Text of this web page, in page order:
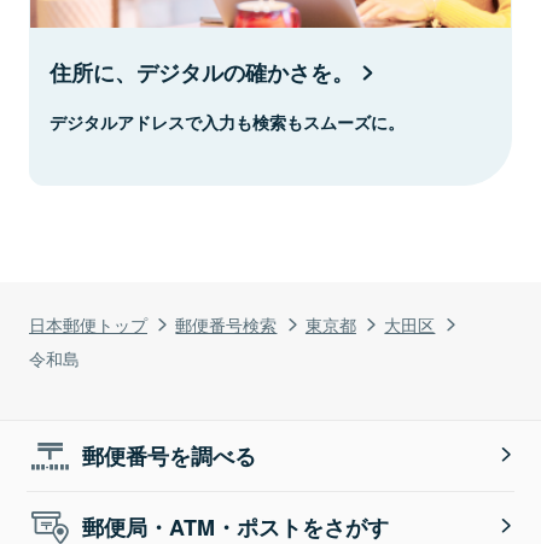
日本郵便トップ 郵便番号検索 東京都
大田区
令和島
住所に、デジタルの確かさを。
デジタルアドレスで入力も検索もスムーズに。
郵便番号を調べる
郵便局・ATM・ポストをさがす